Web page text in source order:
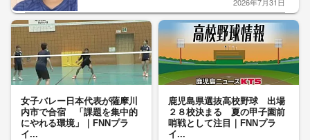
女子バレー日本代表が薩摩川
内市で合宿 「課題を集中的
にやれる環境」｜FNNプラ
イ...
鹿児島県選抜高校野球 出場
２８校決まる 夏の甲子園前
哨戦として注目｜FNNプラ
イ...